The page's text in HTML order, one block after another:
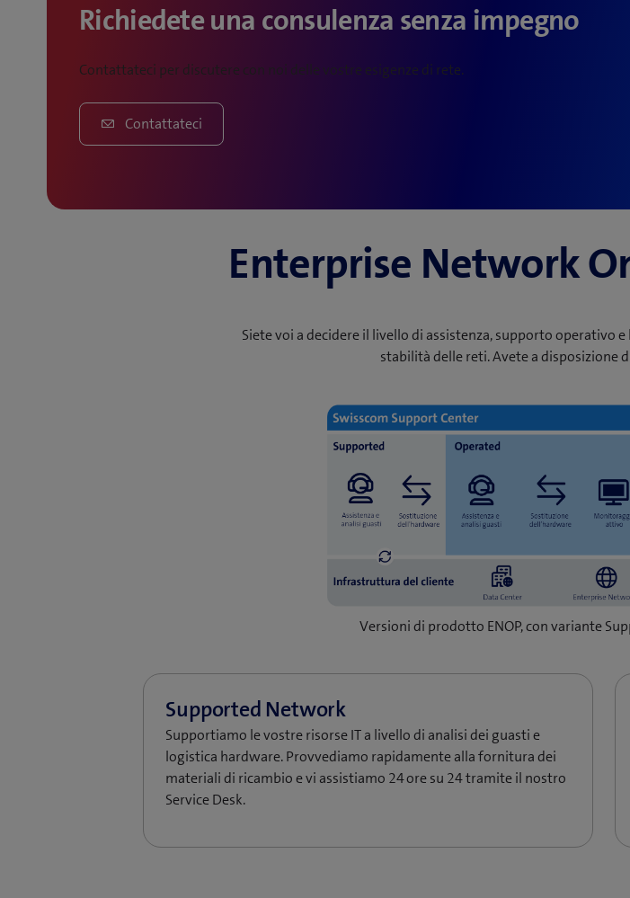
Richiedete una consulenza senza impegno
Contattateci per discutere con noi delle vostre esigenze di rete.
Contattateci
Enterprise Network
Siete voi a decidere il livello di assistenza, supporto operativo
stabilità delle reti. Avete a disposizione
Versioni di prodotto ENOP, con variante
Supportiamo le vostre risorse IT a livello di analisi dei guasti e
logistica hardware. Provvediamo rapidamente alla fornitura dei
materiali di ricambio e vi assistiamo 24 ore su 24 tramite il nostro
Service Desk.